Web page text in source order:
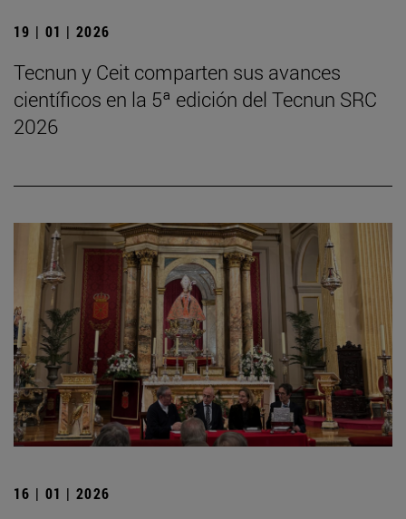
19 | 01 | 2026
Tecnun y Ceit comparten sus avances
científicos en la 5ª edición del Tecnun SRC
2026
16 | 01 | 2026